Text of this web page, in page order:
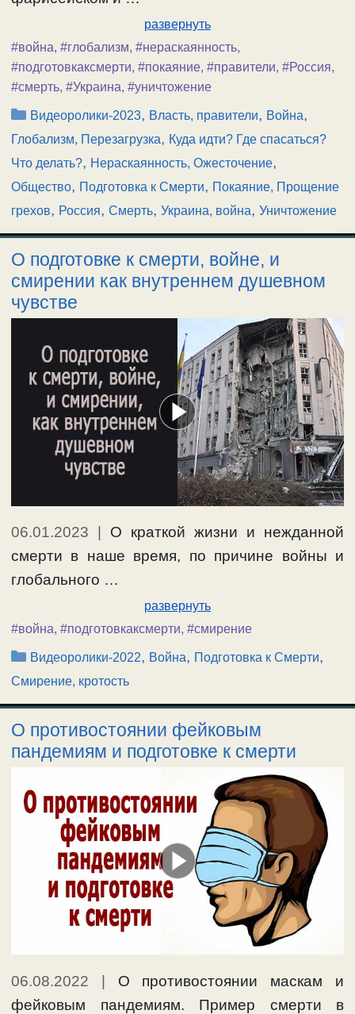
развернуть
#война, #глобализм, #нераскаянность,
#подготовкаксмерти, #покаяние, #правители, #Россия,
#смерть, #Украина, #уничтожение
Рубрики
Видеоролики-2023, Власть, правители, Война,
Глобализм, Перезагрузка, Куда идти? Где спасаться?
Что делать?, Нераскаянность, Ожесточение,
Общество, Подготовка к Смерти, Покаяние, Прощение
грехов, Россия, Смерть, Украина, война, Уничтожение
О подготовке к смерти, войне, и
смирении как внутреннем душевном
чувстве
06.01.2023
О краткой жизни и нежданной
смерти в наше время, по причине войны и
глобального …
развернуть
#война, #подготовкаксмерти, #смирение
Рубрики
Видеоролики-2022, Война, Подготовка к Смерти,
Смирение, кротость
О противостоянии фейковым
пандемиям и подготовке к смерти
06.08.2022
О противостоянии маскам и
фейковым пандемиям. Пример смерти в